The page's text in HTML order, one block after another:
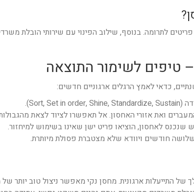
לתרומה. בנוסף, שילוב הפינוי עם שירותי הובלת
כדאי לאמץ הרגלים ארגוניים חדשים:
ואת אזורי האחסון. אל תאפשרו לציוד לצאת
לאחסון, הוציאו פריט ישן שאינו בשימוש למיחזור.
חודשים ויוודא שלא מצטברת פסולת מיותרת.
של התייעלות ארגונית. מחסן נקי מאפשר ניצול טוב יותר